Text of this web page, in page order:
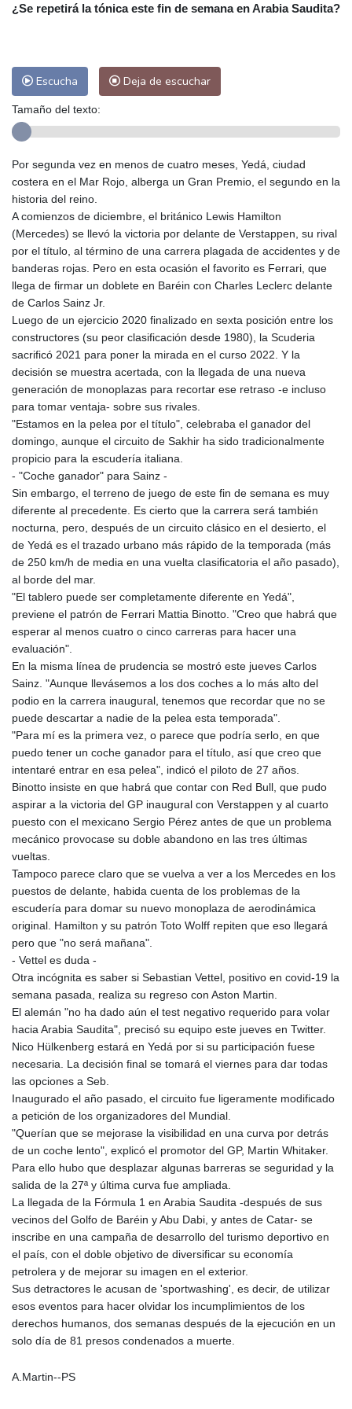
San José
37 °C Asunción
Panama City
26 °C
¿Se repetirá la tónica este fin de semana en Arabia Saudita?
Escucha Deja de escuchar
Tamaño del texto:
Por segunda vez en menos de cuatro meses, Yedá, ciudad
costera en el Mar Rojo, alberga un Gran Premio, el segundo en la
historia del reino.
A comienzos de diciembre, el británico Lewis Hamilton
(Mercedes) se llevó la victoria por delante de Verstappen, su rival
por el título, al término de una carrera plagada de accidentes y de
banderas rojas. Pero en esta ocasión el favorito es Ferrari, que
llega de firmar un doblete en Baréin con Charles Leclerc delante
de Carlos Sainz Jr.
Luego de un ejercicio 2020 finalizado en sexta posición entre los
constructores (su peor clasificación desde 1980), la Scuderia
sacrificó 2021 para poner la mirada en el curso 2022. Y la
decisión se muestra acertada, con la llegada de una nueva
generación de monoplazas para recortar ese retraso -e incluso
para tomar ventaja- sobre sus rivales.
"Estamos en la pelea por el título", celebraba el ganador del
domingo, aunque el circuito de Sakhir ha sido tradicionalmente
propicio para la escudería italiana.
- "Coche ganador" para Sainz -
Sin embargo, el terreno de juego de este fin de semana es muy
diferente al precedente. Es cierto que la carrera será también
nocturna, pero, después de un circuito clásico en el desierto, el
de Yedá es el trazado urbano más rápido de la temporada (más
de 250 km/h de media en una vuelta clasificatoria el año pasado),
al borde del mar.
"El tablero puede ser completamente diferente en Yedá",
previene el patrón de Ferrari Mattia Binotto. "Creo que habrá que
esperar al menos cuatro o cinco carreras para hacer una
evaluación".
En la misma línea de prudencia se mostró este jueves Carlos
Sainz. "Aunque llevásemos a los dos coches a lo más alto del
podio en la carrera inaugural, tenemos que recordar que no se
puede descartar a nadie de la pelea esta temporada".
"Para mí es la primera vez, o parece que podría serlo, en que
puedo tener un coche ganador para el título, así que creo que
intentaré entrar en esa pelea", indicó el piloto de 27 años.
Binotto insiste en que habrá que contar con Red Bull, que pudo
aspirar a la victoria del GP inaugural con Verstappen y al cuarto
puesto con el mexicano Sergio Pérez antes de que un problema
mecánico provocase su doble abandono en las tres últimas
vueltas.
Tampoco parece claro que se vuelva a ver a los Mercedes en los
puestos de delante, habida cuenta de los problemas de la
escudería para domar su nuevo monoplaza de aerodinámica
original. Hamilton y su patrón Toto Wolff repiten que eso llegará
pero que "no será mañana".
- Vettel es duda -
Otra incógnita es saber si Sebastian Vettel, positivo en covid-19 la
semana pasada, realiza su regreso con Aston Martin.
El alemán "no ha dado aún el test negativo requerido para volar
hacia Arabia Saudita", precisó su equipo este jueves en Twitter.
Nico Hülkenberg estará en Yedá por si su participación fuese
necesaria. La decisión final se tomará el viernes para dar todas
las opciones a Seb.
Inaugurado el año pasado, el circuito fue ligeramente modificado
a petición de los organizadores del Mundial.
"Querían que se mejorase la visibilidad en una curva por detrás
de un coche lento", explicó el promotor del GP, Martin Whitaker.
Para ello hubo que desplazar algunas barreras se seguridad y la
salida de la 27ª y última curva fue ampliada.
La llegada de la Fórmula 1 en Arabia Saudita -después de sus
vecinos del Golfo de Baréin y Abu Dabi, y antes de Catar- se
inscribe en una campaña de desarrollo del turismo deportivo en
el país, con el doble objetivo de diversificar su economía
petrolera y de mejorar su imagen en el exterior.
Sus detractores le acusan de 'sportwashing', es decir, de utilizar
esos eventos para hacer olvidar los incumplimientos de los
derechos humanos, dos semanas después de la ejecución en un
solo día de 81 presos condenados a muerte.
A.Martin--PS